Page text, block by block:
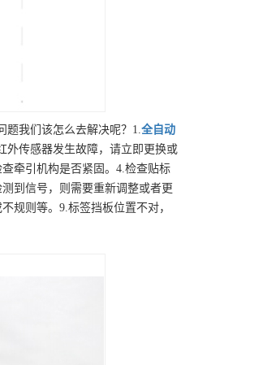
题我们该怎么去解决呢？1.全自动
外传感器发生故障，请立即更换或
牵引机构是否紧固。4.检查贴标
到信号，则需要重新调整或者更
规则等。9.标签挡板位置不对，